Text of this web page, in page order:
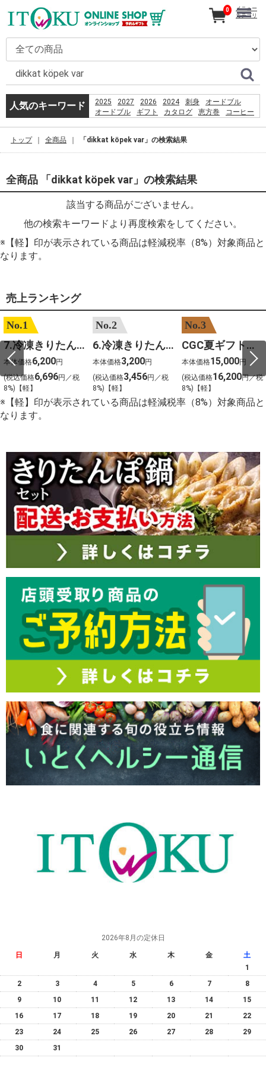
人気のキーワード 2025 2027 2026 2024 刺身
オードブル
オードブル
ギフト カタログ 恵方巻
コーヒー
%D9%82%D8%B4%D9%85
%D8%B3%D8%A7%D8%AD%D9%84
%D8%B4%D9%86%D8%A7
%D8%A8%D8%A7%D9%86%D9%88%D8%A7%D9%86
%D8%AF%D8%A7%D8%B1%D8%AF%D8%9F
booking
とうもろこし
0
メニュー
カテゴリ
トップ 全商品 「dikkat köpek var」の検索結果
全商品 「dikkat köpek var」の検索結果
該当する商品がございません。
他の検索キーワードより再度検索をしてください。
※【軽】印が表示されている商品は軽減税率（8%）対象商品と
なります。
売上ランキング
No.1
7.冷凍きりたんぽセットM 野菜なし 4人前
本体価格6,200円
(税込価格6,696円／税
8%)【軽】
No.2
6.冷凍きりたんぽセットＳ 野菜なし 2人前
本体価格3,200円
(税込価格3,456円／税
8%)【軽】
No.3
CGC夏ギフト【1101】和牛苑 神戸牛・三田和牛食べ比べ(680g)
本体価格15,000円
(税込価格16,200円／税
8%)【軽】
※【軽】印が表示されている商品は軽減税率（8%）対象商品と
なります。
2026年8月の定休日
日 月 火 水 木 金
土
1
2
3 4 5 6 7
8
9
10 11 12 13 14
15
16
17 18 19 20 21
22
23
24 25 26 27 28
29
30
31